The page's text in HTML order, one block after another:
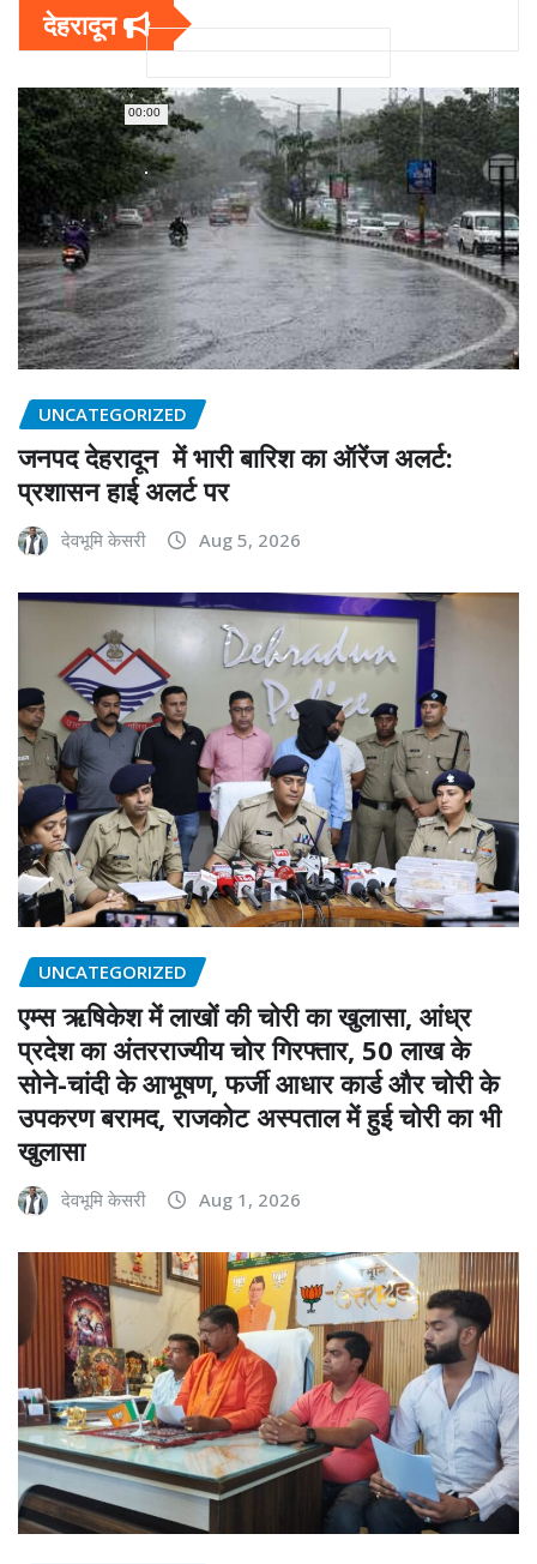
00:00
देहरादून
UNCATEGORIZED
जनपद देहरादून में भारी बारिश का ऑरेंज अलर्ट:
प्रशासन हाई अलर्ट पर
देवभूमि केसरी Aug 5, 2026
UNCATEGORIZED
एम्स ऋषिकेश में लाखों की चोरी का खुलासा, आंध्र
प्रदेश का अंतरराज्यीय चोर गिरफ्तार, 50 लाख के
सोने-चांदी के आभूषण, फर्जी आधार कार्ड और चोरी के
उपकरण बरामद, राजकोट अस्पताल में हुई चोरी का भी
खुलासा
देवभूमि केसरी Aug 1, 2026